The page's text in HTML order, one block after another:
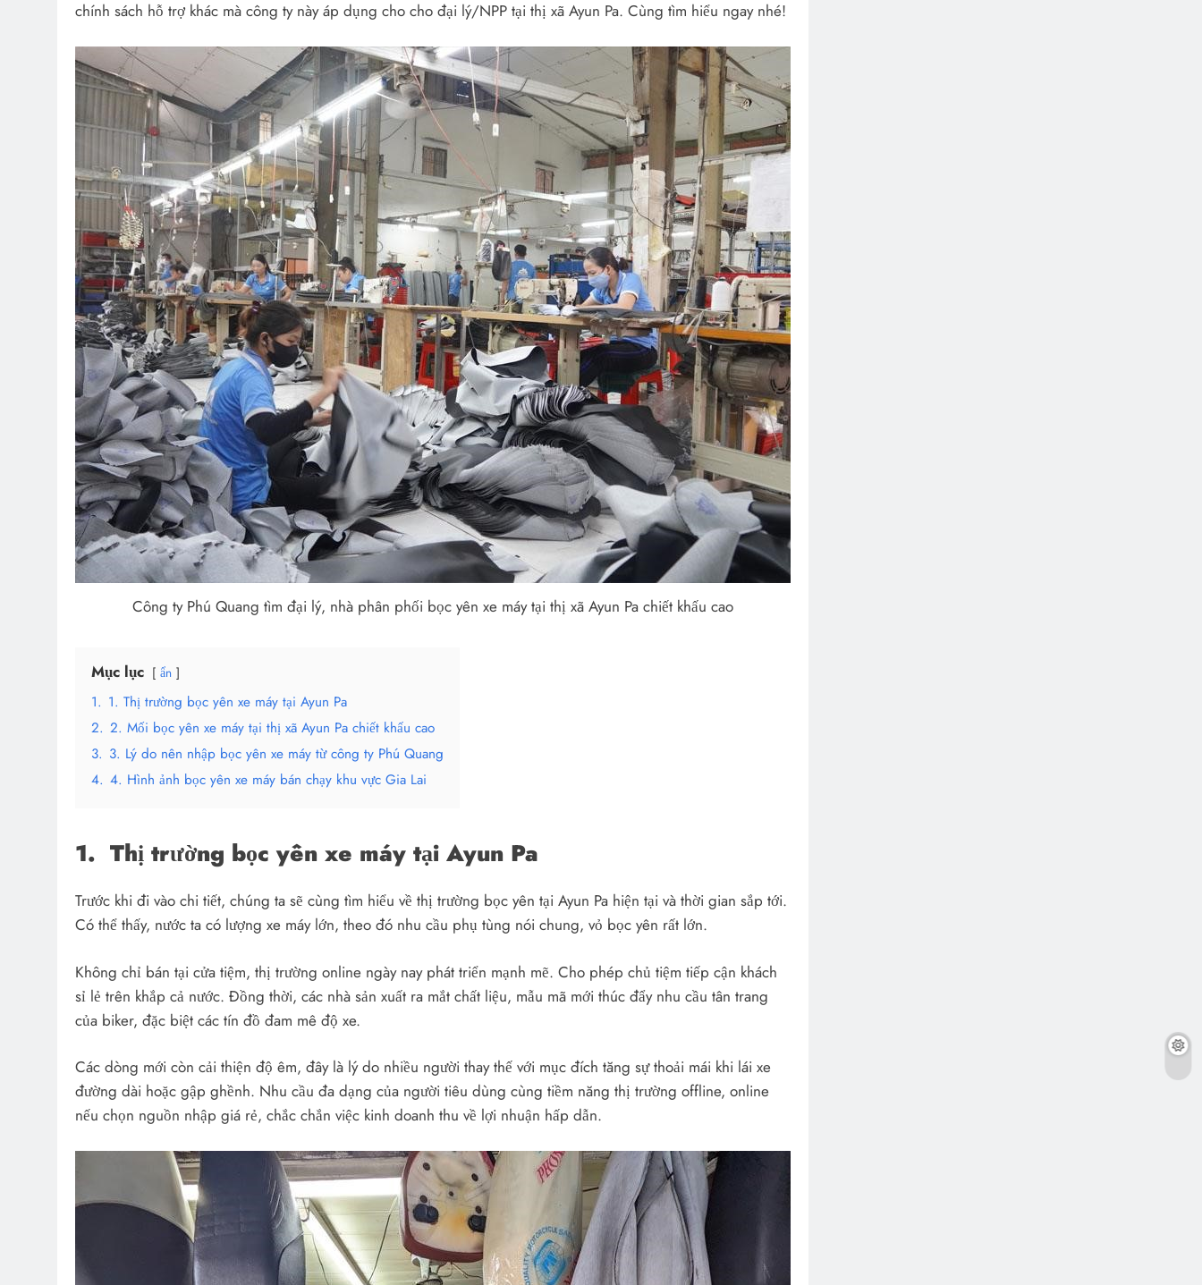
chính sách hỗ trợ khác mà công ty này áp dụng cho cho đại lý/NPP tại thị xã Ayun Pa. Cùng tìm hiểu ngay nhé!
Công ty Phú Quang tìm đại lý, nhà phân phối bọc yên xe máy tại thị xã Ayun Pa chiết khấu cao
Mục lục ẩn
1. 1. Thị trường bọc yên xe máy tại Ayun Pa
2. 2. Mối bọc yên xe máy tại thị xã Ayun Pa chiết khấu cao
3. 3. Lý do nên nhập bọc yên xe máy từ công ty Phú Quang
4. 4. Hình ảnh bọc yên xe máy bán chạy khu vực Gia Lai
1. Thị trường bọc yên xe máy tại Ayun Pa
Trước khi đi vào chi tiết, chúng ta sẽ cùng tìm hiểu về thị trường bọc yên tại Ayun Pa hiện tại và thời gian sắp tới.
Có thể thấy, nước ta có lượng xe máy lớn, theo đó nhu cầu phụ tùng nói chung, vỏ bọc yên rất lớn.
Không chỉ bán tại cửa tiệm, thị trường online ngày nay phát triển mạnh mẽ. Cho phép chủ tiệm tiếp cận khách
sỉ lẻ trên khắp cả nước. Đồng thời, các nhà sản xuất ra mắt chất liệu, mẫu mã mới thúc đẩy nhu cầu tân trang
của biker, đặc biệt các tín đồ đam mê độ xe.
Các dòng mới còn cải thiện độ êm, đây là lý do nhiều người thay thế với mục đích tăng sự thoải mái khi lái xe
đường dài hoặc gập ghềnh. Nhu cầu đa dạng của người tiêu dùng cùng tiềm năng thị trường offline, online
nếu chọn nguồn nhập giá rẻ, chắc chắn việc kinh doanh thu về lợi nhuận hấp dẫn.